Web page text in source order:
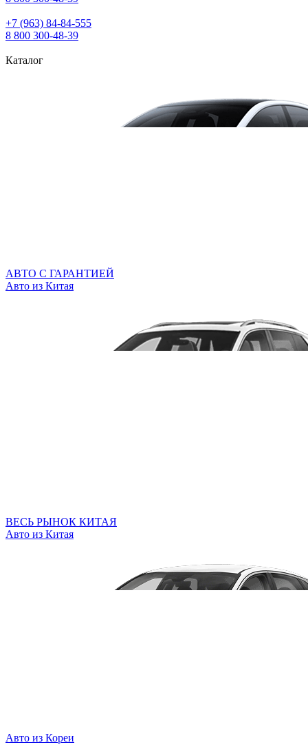
+7 (963) 84‑84‑555
8 800 300‑48‑39
Каталог
АВТО С ГАРАНТИЕЙ
Авто из Китая
ВЕСЬ РЫНОК КИТАЯ
Авто из Китая
Авто из Кореи